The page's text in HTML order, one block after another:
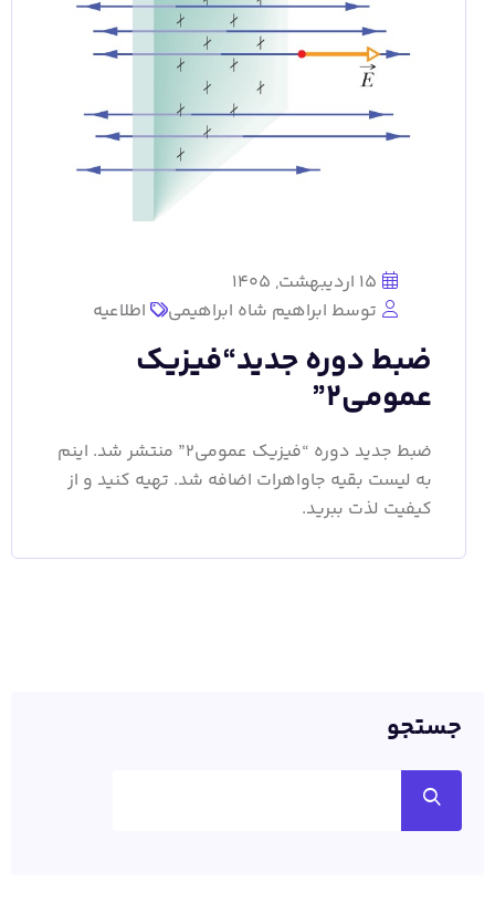
15 اردیبهشت, 1405
توسط ابراهیم شاه ابراهیمی
اطلاعیه
ضبط دوره جدید“فیزیک
عمومی2”
ضبط جدید دوره “فیزیک عمومی2” منتشر شد. اینم
به لیست بقیه جاواهرات اضافه شد. تهیه کنید و از
کیفیت لذت ببرید.
جستجو